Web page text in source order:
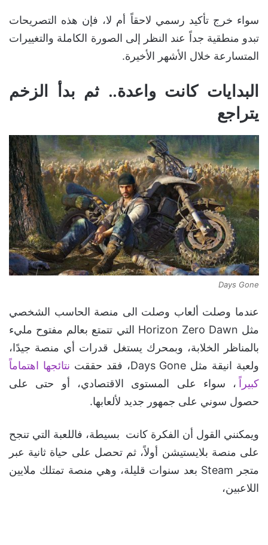
سواء خرج تأكيد رسمي لاحقاً أم لا، فإن هذه التصريحات
تبدو منطقية جداً عند النظر إلى الصورة الكاملة والتغييرات
المتسارعة خلال الأشهر الأخيرة.
البدايات كانت واعدة.. ثم بدأ الزخم
يتراجع
Days Gone
عندما وصلت ألعاب وصلت الى منصة الحاسب الشخصي
مثل Horizon Zero Dawn التي تتمتع بعالم مفتوح مليء
بالمناظر الخلابة، وبمحرك يستغل قدرات أي منصة جيدًا،
ولعبة انيقة مثل Days Gone، فقد حققت
نتائجها اهتماماً
كبيراً ، سواء على المستوى الاقتصادي، أو حتى على
حصول سوني على جمهور جديد لألعابها.
ويمكنني القول أن الفكرة كانت بسيطة، فاللعبة التي تنجح
على منصة بلايستيشن أولاً، ثم تحصل على حياة ثانية عبر
متجر Steam بعد سنوات قليلة، وهي منصة تمتلك ملايين
اللاعبين،